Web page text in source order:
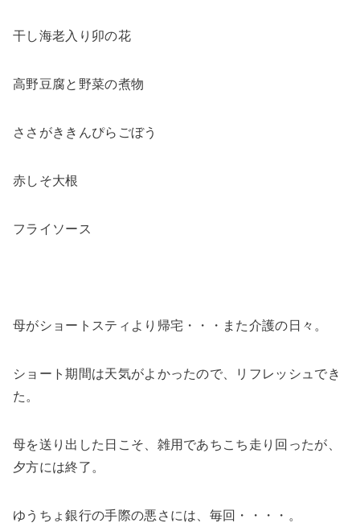
干し海老入り卯の花
高野豆腐と野菜の煮物
ささがききんぴらごぼう
赤しそ大根
フライソース
母がショートスティより帰宅・・・また介護の日々。
ショート期間は天気がよかったので、リフレッシュでき
た。
母を送り出した日こそ、雑用であちこち走り回ったが、
夕方には終了。
ゆうちょ銀行の手際の悪さには、毎回・・・・。